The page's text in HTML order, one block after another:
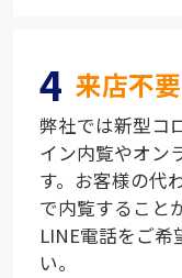
4 来店不要
弊社では新型コ
イン内覧やオン
す。お客様の代
で内覧すること
LINE電話をご希
い。